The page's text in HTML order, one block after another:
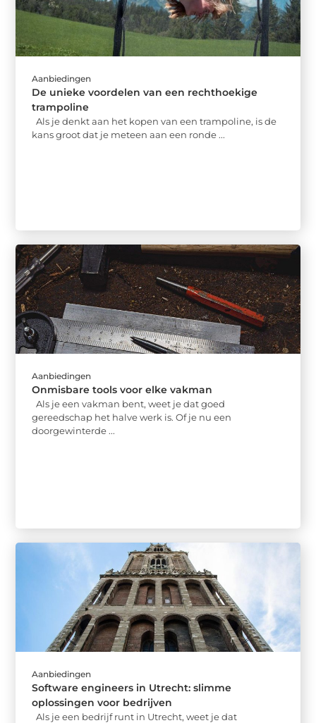
Aanbiedingen
De unieke voordelen van een rechthoekige
trampoline
Als je denkt aan het kopen van een trampoline, is de
kans groot dat je meteen aan een ronde ...
Aanbiedingen
Onmisbare tools voor elke vakman
Als je een vakman bent, weet je dat goed
gereedschap het halve werk is. Of je nu een
doorgewinterde ...
Aanbiedingen
Software engineers in Utrecht: slimme
oplossingen voor bedrijven
Als je een bedrijf runt in Utrecht, weet je dat